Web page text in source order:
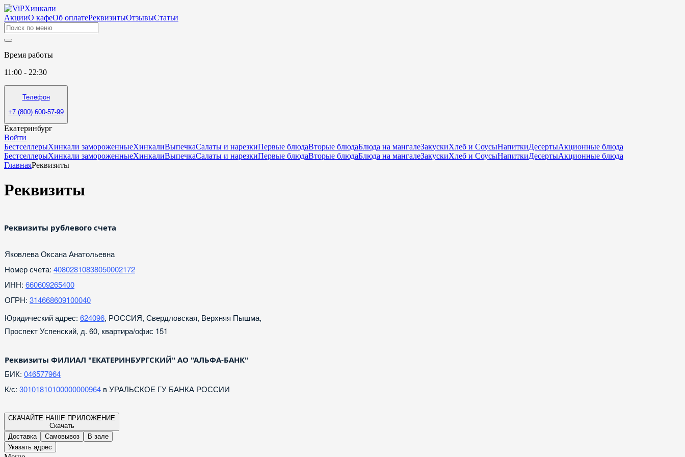
АкцииО кафеОб оплатеРеквизитыОтзывыСтатьи
Время работы
11:00 - 22:30
Телефон
+7 (800) 600-57-99
Екатеринбург
Войти
БестселлерыХинкали замороженныеХинкалиВыпечкаСалаты и нарезкиПервые блюдаВторые блюдаБлюда на мангалеЗакускиХлеб и СоусыНапиткиДесертыАкционные блюда
БестселлерыХинкали замороженныеХинкалиВыпечкаСалаты и нарезкиПервые блюдаВторые блюдаБлюда на мангалеЗакускиХлеб и СоусыНапиткиДесертыАкционные блюда
ГлавнаяРеквизиты
Реквизиты
Реквизиты рублевого счета
Яковлева Оксана Анатольевна
Номер счета: 40802810838050002172
ИНН: 660609265400
ОГРН: 314668609100040
Юридический адрес: 624096, РОССИЯ, Свердловская, Верхняя Пышма,
Проспект Успенский, д. 60, квартира/офис 151
Реквизиты ФИЛИАЛ "ЕКАТЕРИНБУРГСКИЙ" АО "АЛЬФА-БАНК"
БИК: 046577964
К/с: 30101810100000000964 в УРАЛЬСКОЕ ГУ БАНКА РОССИИ
СКАЧАЙТЕ НАШЕ ПРИЛОЖЕНИЕ
Скачать
Доставка
Самовывоз
В зале
Указать адрес